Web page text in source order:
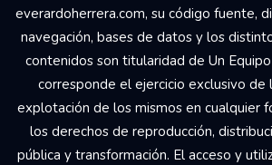
everardoherrera.com, su código fuente,
navegación, bases de datos y los
contenidos son titularidad de Un
corresponde el ejercicio exclusivo de
explotación de los mismos en cualquier
los derechos de reproducción,
pública y transformación. El acceso y